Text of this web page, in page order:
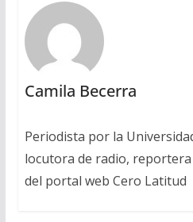
Camila Becerra
Periodista por la
locutora de radio,
del portal web Cero Latitud